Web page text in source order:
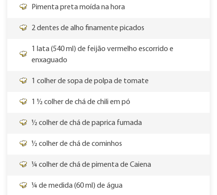
Pimenta preta moída na hora
2 dentes de alho finamente picados
1 lata (540 ml) de feijão vermelho escorrido e
enxaguado
1 colher de sopa de polpa de tomate
1 ½ colher de chá de chili em pó
½ colher de chá de paprica fumada
½ colher de chá de cominhos
¼ colher de chá de pimenta de Caiena
¼ de medida (60 ml) de água